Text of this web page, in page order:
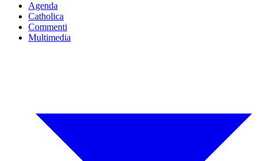
Agenda
Catholica
Commenti
Multimedia